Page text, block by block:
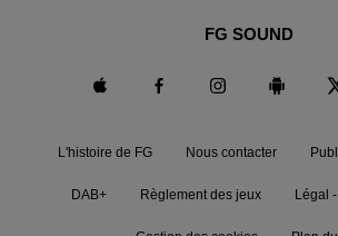
FG SOUND
L'histoire de FG Nous contacter
DAB+ Règlement des jeux Légal